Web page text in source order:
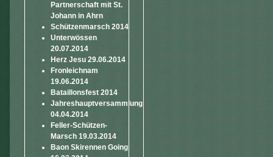
Partnerschaft mit St.
Johann in Ahrn
Schützenmarsch 2014
Unterwössen
20.07.2014
Herz Jesu 29.06.2014
Fronleichnam
19.06.2014
Bataillonsfest 2014
Jahreshauptversammlung
04.04.2014
Feller-Schützen-
Marsch 19.03.2014
Baon Skirennen Going